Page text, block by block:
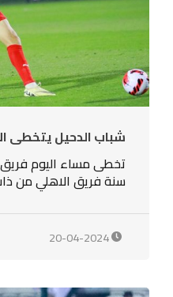
شباب الدحيل يتخطى
سنة فريق الاهلي من
20-04-2024